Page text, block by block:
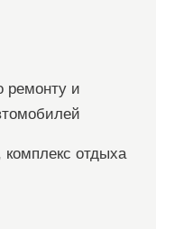
ремонту и
отдыха